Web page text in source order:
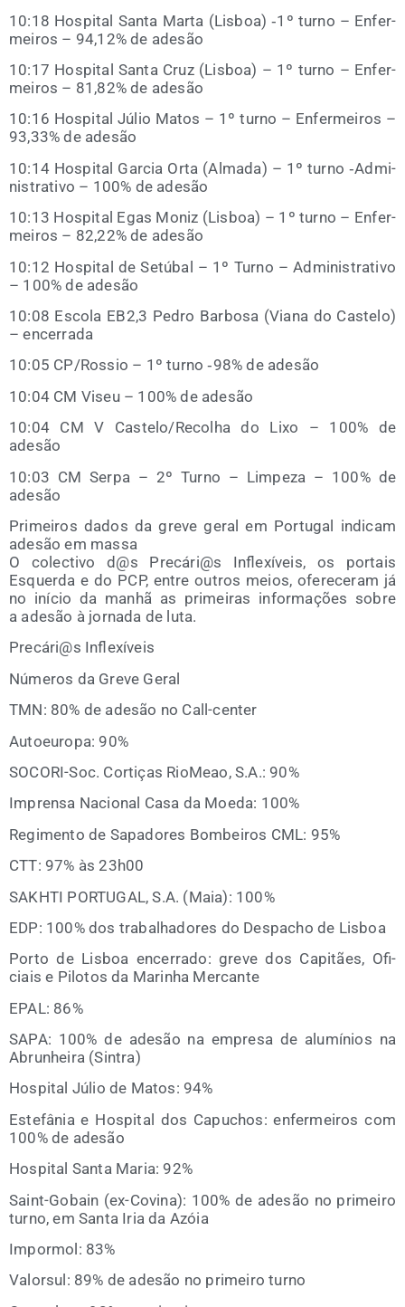
10:18 Hos­pi­tal San­ta Mar­ta (Lis­boa) ‑1º turno – Enfer­
mei­ros – 94,12% de adesão
10:17 Hos­pi­tal San­ta Cruz (Lis­boa) – 1º turno – Enfer­
mei­ros – 81,82% de adesão
10:16 Hos­pi­tal Júlio Matos – 1º turno – Enfer­mei­ros –
93,33% de adesão
10:14 Hos­pi­tal Gar­cia Orta (Alma­da) – 1º turno ‑Admi­
nis­tra­ti­vo – 100% de adesão
10:13 Hos­pi­tal Egas Moniz (Lis­boa) – 1º turno – Enfer­
mei­ros – 82,22% de adesão
10:12 Hos­pi­tal de Setú­bal – 1º Turno – Admi­nis­tra­ti­vo
– 100% de adesão
10:08 Esco­la EB2,3 Pedro Bar­bo­sa (Via­na do Cas­te­lo)
– encerrada
10:05 CP/​Ros­sio – 1º turno ‑98% de adesão
10:04 CM Viseu – 100% de adesão
10:04 CM V Castelo/​Recolha do Lixo – 100% de
adesão
10:03 CM Ser­pa – 2º Turno – Lim­pe­za – 100% de
adesão
Pri­mei­ros dados da gre­ve geral em Por­tu­gal indi­cam
ade­são em massa
O colec­ti­vo d@s Precári@s Infle­xí­veis, os por­ta­is
Esquer­da e do PCP, entre outros meios, ofe­re­ce­ram já
no iní­cio da manhã as pri­mei­ras infor­mações sobre
a ade­são à jor­na­da de luta.
Precári@s Infle­xí­veis
Núme­ros da Gre­ve Geral
TMN: 80% de ade­são no Call-center
Auto­euro­pa: 90%
SOCO­RI-Soc. Cor­tiças Rio­Meao, S.A.: 90%
Impren­sa Nacio­nal Casa da Moe­da: 100%
Regi­men­to de Sapa­do­res Bom­bei­ros CML: 95%
CTT: 97% às 23h00
SAKHTI PORTUGAL, S.A. (Maia): 100%
EDP: 100% dos tra­balha­do­res do Des­pa­cho de Lisboa
Por­to de Lis­boa ence­rra­do: gre­ve dos Capi­tães, Ofi­
ciais e Pilo­tos da Marinha Mercante
EPAL: 86%
SAPA: 100% de ade­são na empre­sa de alu­mí­nios na
Abrunhei­ra (Sin­tra)
Hos­pi­tal Júlio de Matos: 94%
Este­fâ­nia e Hos­pi­tal dos Capu­chos: enfer­mei­ros com
100% de adesão
Hos­pi­tal San­ta Maria: 92%
Saint-Gobain (ex-Covi­na): 100% de ade­são no pri­mei­ro
turno, em San­ta Iria da Azóia
Impor­mol: 83%
Valor­sul: 89% de ade­são no pri­mei­ro turno